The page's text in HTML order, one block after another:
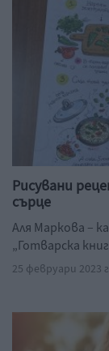
Рисувани
сърце
Аля Маркова –
„Готварска
25 февруари 2023